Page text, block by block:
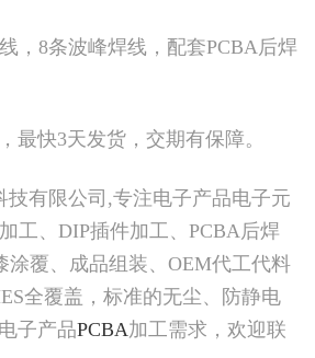
，8条波峰焊线，配套PCBA后焊
最快3天发货，交期有保障。
技有限公司,专注电子产品电子元
工、DIP插件加工、PCBA后焊
涂覆、成品组装、OEM代工代料
全覆盖，标准的无尘、防静电
子产品PCBA加工需求，欢迎联